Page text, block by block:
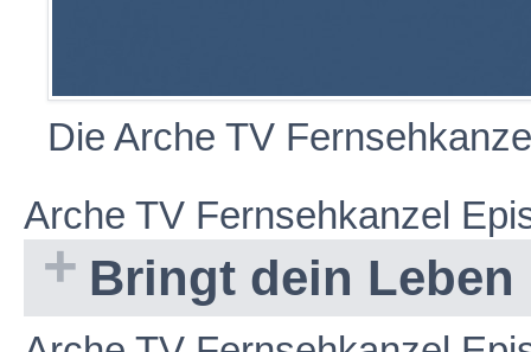
Die Arche TV
Arche TV Fernsehkanzel
Bringt dein